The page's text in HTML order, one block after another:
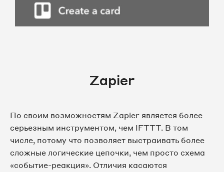
Zapier
По своим возможностям Zapier является более
серьезным инструментом, чем IFTTT. В том
числе, потому что позволяет выстраивать более
сложные логические цепочки, чем просто схема
«событие-реакция». Отличия касаются